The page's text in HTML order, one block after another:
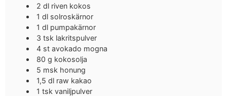
2 dl riven kokos
1 dl solroskärnor
1 dl pumpakärnor
3 tsk lakritspulver
4 st avokado mogna
80 g kokosolja
5 msk honung
1,5 dl raw kakao
1 tsk vaniljpulver